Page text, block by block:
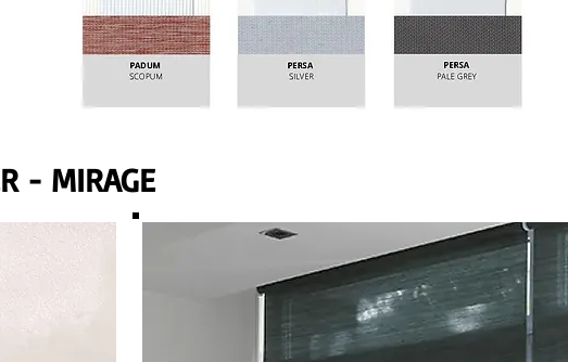
- MIRAGE